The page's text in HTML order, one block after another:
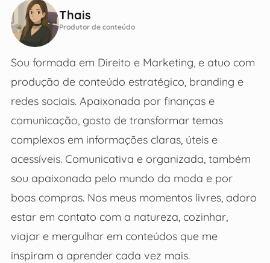
Thais
Produtor de conteúdo
Sou formada em Direito e Marketing, e atuo com
produção de conteúdo estratégico, branding e
redes sociais. Apaixonada por finanças e
comunicação, gosto de transformar temas
complexos em informações claras, úteis e
acessíveis. Comunicativa e organizada, também
sou apaixonada pelo mundo da moda e por
boas compras. Nos meus momentos livres, adoro
estar em contato com a natureza, cozinhar,
viajar e mergulhar em conteúdos que me
inspiram a aprender cada vez mais.